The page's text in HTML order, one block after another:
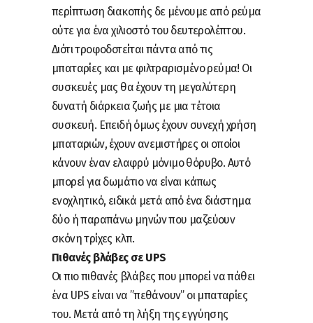
περίπτωση διακοπής δε μένουμε από ρεύμα
ούτε για ένα χιλιοστό του δευτερολέπτου.
Διότι τροφοδοτείται πάντα από τις
μπαταρίες και με φιλτραρισμένο ρεύμα! Οι
συσκευές μας θα έχουν τη μεγαλύτερη
δυνατή διάρκεια ζωής με μια τέτοια
συσκευή. Επειδή όμως έχουν συνεχή χρήση
μπαταριών, έχουν ανεμιστήρες οι οποίοι
κάνουν έναν ελαφρύ μόνιμο θόρυβο. Αυτό
μπορεί για δωμάτιο να είναι κάπως
ενοχλητικό, ειδικά μετά από ένα διάστημα
δύο ή παραπάνω μηνών που μαζεύουν
σκόνη τρίχες κλπ.
Πιθανές βλάβες σε UPS
Οι πιο πιθανές βλάβες που μπορεί να πάθει
ένα UPS είναι να ”πεθάνουν” οι μπαταρίες
του. Μετά από τη λήξη της εγγύησης